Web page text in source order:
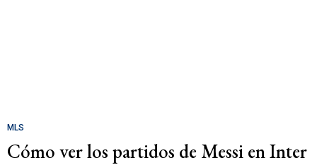
MLS
Cómo ver los partidos de Messi en Inter